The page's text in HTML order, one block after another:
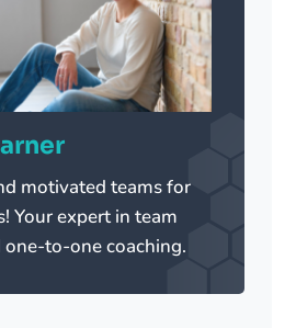
motivated teams for
Your expert in team
one-to-one coaching.